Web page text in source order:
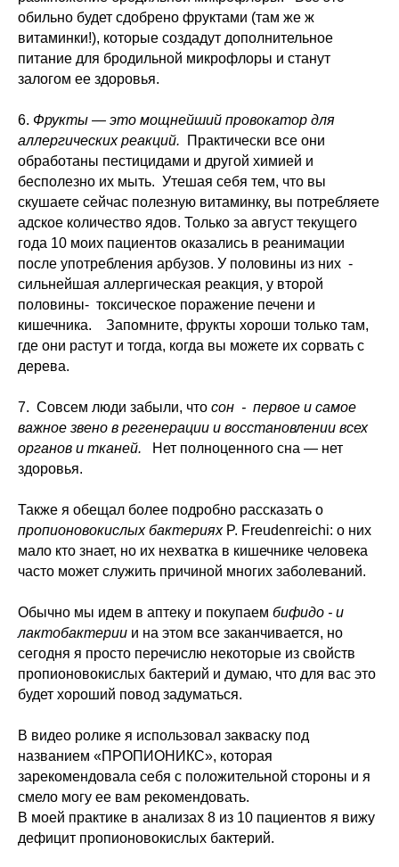
обильно будет сдобрено фруктами (там же ж
витаминки!), которые создадут дополнительное
питание для бродильной микрофлоры и станут
залогом ее здоровья.
6. Фрукты — это мощнейший провокатор для
аллергических реакций.
Практически все они
обработаны пестицидами и другой химией и
бесполезно их мыть. Утешая себя тем, что вы
скушаете сейчас полезную витаминку, вы потребляете
адское количество ядов. Только за август текущего
года 10 моих пациентов оказались в реанимации
после употребления арбузов. У половины из них -
сильнейшая аллергическая реакция, у второй
половины- токсическое поражение печени и
кишечника. Запомните, фрукты хороши только там,
где они растут и тогда, когда вы можете их сорвать с
дерева.
7. Совсем люди забыли, что сон - первое и самое
важное звено в регенерации и восстановлении всех
органов и тканей.
Нет полноценного сна — нет
здоровья.
Также я обещал более подробно рассказать о
пропионовокислых бактериях P. Freudenreichi: о них
мало кто знает, но их нехватка в кишечнике человека
часто может служить причиной многих заболеваний.
Обычно мы идем в аптеку и покупаем бифидо - и
лактобактерии и на этом все заканчивается, но
сегодня я просто перечислю некоторые из свойств
пропионовокислых бактерий и думаю, что для вас это
будет хороший повод задуматься.
В видео ролике я использовал закваску под
названием «ПРОПИОНИКС», которая
зарекомендовала себя с положительной стороны и я
смело могу ее вам рекомендовать.
В моей практике в анализах 8 из 10 пациентов я вижу
дефицит пропионовокислых бактерий.